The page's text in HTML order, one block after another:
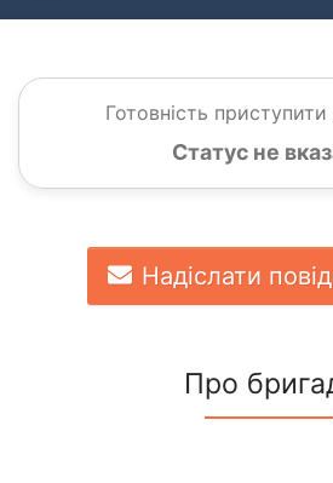
Готовність
Статус не
Надіслати
Про